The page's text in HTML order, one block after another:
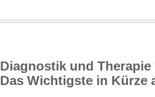
Diagnostik und
Das Wichtigste in Kürze